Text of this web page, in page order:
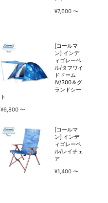
¥7,600
[コールマ
ン] インデ
ィゴレーベ
ル/タフワイ
ドドーム
Ⅳ/300＆グ
ランドシー
ト
¥6,800
[コールマ
ン] インデ
ィゴレーベ
ル/レイチェ
ア
¥1,400